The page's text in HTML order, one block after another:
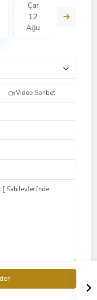
Çar
12
Ağu
Video Sohbet